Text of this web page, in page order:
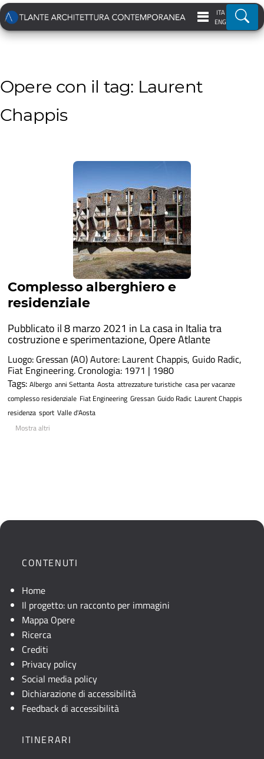
ITA
ENG
Opere con il tag: Laurent
Chappis
Complesso alberghiero e
residenziale
Pubblicato il 8 marzo 2021 in La casa in Italia tra
costruzione e sperimentazione, Opere Atlante
Luogo: Gressan (AO) Autore: Laurent Chappis, Guido Radic,
Fiat Engineering. Cronologia: 1971 | 1980
Tags: Albergo anni Settanta Aosta attrezzature turistiche casa per vacanze
complesso residenziale Fiat Engineering Gressan Guido Radic Laurent Chappis
residenza sport Valle d'Aosta
Mostra altri
CONTENUTI
Home
Il progetto: un racconto per immagini
Mappa Opere
Ricerca
Crediti
Privacy policy
Social media policy
Dichiarazione di accessibilità
Feedback di accessibilità
ITINERARI